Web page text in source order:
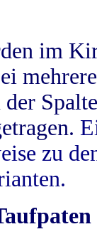
im
zu